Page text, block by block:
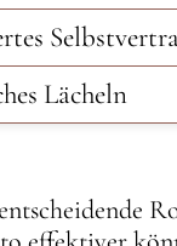
Lächeln